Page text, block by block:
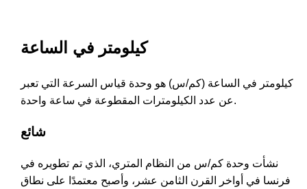
كيلومتر في الساعة
كيلومتر في الساعة (كم/س) هو وحدة قياس السرعة التي تعبر
عن عدد الكيلومترات المقطوعة في ساعة واحدة.
شائع
نشأت وحدة كم/س من النظام المتري، الذي تم تطويره في
فرنسا في أواخر القرن الثامن عشر، وأصبح معتمدًا على نطاق